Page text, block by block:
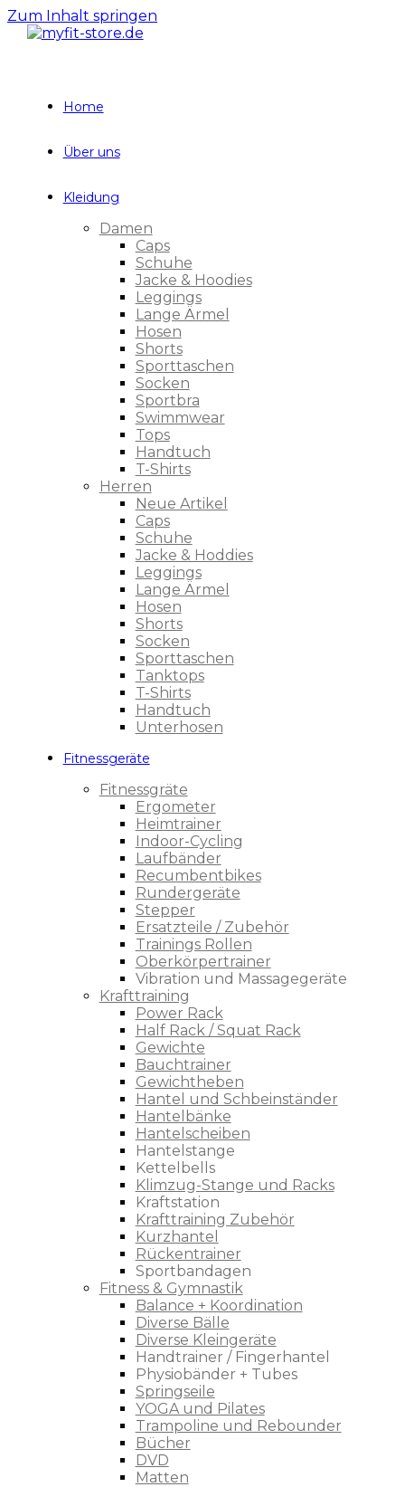
Zum Inhalt springen
Home
Über uns
Kleidung
Damen
Caps
Schuhe
Jacke & Hoodies
Leggings
Lange Ärmel
Hosen
Shorts
Sporttaschen
Socken
Sportbra
Swimmwear
Tops
Handtuch
T-Shirts
Herren
Neue Artikel
Caps
Schuhe
Jacke & Hoddies
Leggings
Lange Ärmel
Hosen
Shorts
Socken
Sporttaschen
Tanktops
T-Shirts
Handtuch
Unterhosen
Fitnessgeräte
Fitnessgräte
Ergometer
Heimtrainer
Indoor-Cycling
Laufbänder
Recumbentbikes
Rundergeräte
Stepper
Ersatzteile / Zubehör
Trainings Rollen
Oberkörpertrainer
Vibration und Massagegeräte
Krafttraining
Power Rack
Half Rack / Squat Rack
Gewichte
Bauchtrainer
Gewichtheben
Hantel und Schbeinständer
Hantelbänke
Hantelscheiben
Hantelstange
Kettelbells
Klimzug-Stange und Racks
Kraftstation
Krafttraining Zubehör
Kurzhantel
Rückentrainer
Sportbandagen
Fitness & Gymnastik
Balance + Koordination
Diverse Bälle
Diverse Kleingeräte
Handtrainer / Fingerhantel
Physiobänder + Tubes
Springseile
YOGA und Pilates
Trampoline und Rebounder
Bücher
DVD
Matten